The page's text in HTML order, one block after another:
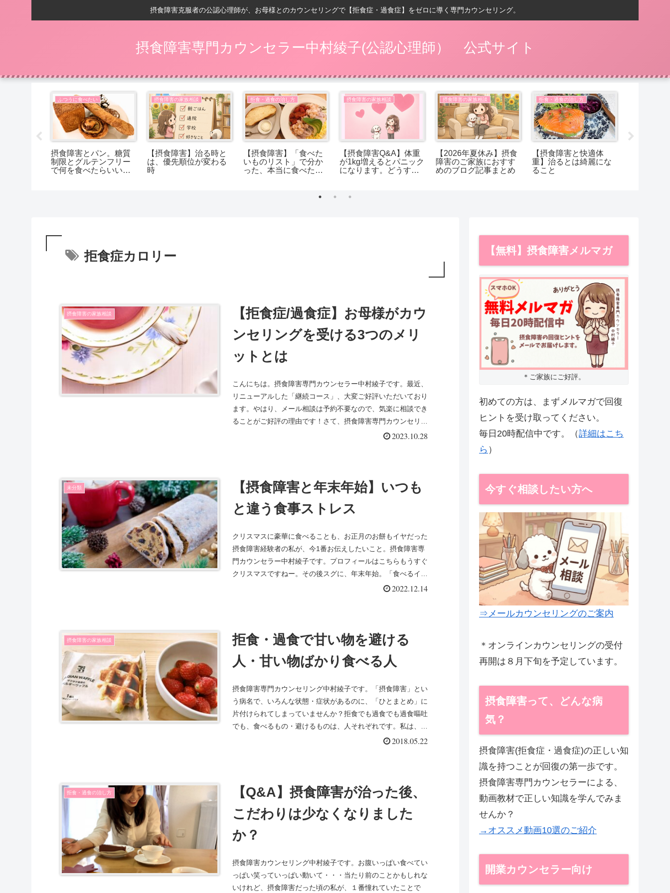
摂食障害克服者の公認心理師が、お母様とのカウンセリングで【拒食症・過食症】をゼロに導く専門カウンセリング。
摂食障害専門カウンセラー中村綾子(公認心理師） 公式サイト
ふつうに食べたい
摂食障害とパン。糖質
制限とグルテンフリー
で何を食べたらいいか
摂食障害の家族相談
【摂食障害】治る時と
は、優先順位が変わる
時
拒食・過食の治し方
【摂食障害】「食べた
いものリスト」で分か
った、本当に食べたか
摂食障害の家族相談
【摂食障害Q&A】体重
が1kg増えるとパニック
になります。どうすれ
摂食障害の家族相談
【2026年夏休み】摂食
障害のご家族におすす
めのブログ記事まとめ
拒食・過食の治し方
【摂食障害と快適体
重】治るとは綺麗にな
ること
拒食症カロリー
摂食障害の家族相談
【拒食症/過食症】お母様がカウ
ンセリングを受ける3つのメリ
ットとは
こんにちは。摂食障害専門カウンセラー中村綾子です。最近、
リニューアルした「継続コース」、大変ご好評いただいており
ます。やはり、メール相談は予約不要なので、気楽に相談でき
ることがご好評の理由です！さて、摂食障害専門カウンセリン
2023.10.28
未分類
【摂食障害と年末年始】いつも
と違う食事ストレス
クリスマスに豪華に食べることも、お正月のお餅もイヤだった
摂食障害経験者の私が、今1番お伝えしたいこと。摂食障害専
門カウンセラー中村綾子です。プロフィールはこちらもうすぐ
クリスマスですねー。その後スグに、年末年始。「食べるイベ
2022.12.14
摂食障害の家族相談
拒食・過食で甘い物を避ける
人・甘い物ばかり食べる人
摂食障害専門カウンセリング中村綾子です。「摂食障害」とい
う病名で、いろんな状態・症状があるのに、「ひとまとめ」に
片付けられてしまっていませんか？拒食でも過食でも過食嘔吐
でも、食べるもの・避けるものは、人それぞれです。私は、拒
2018.05.22
拒食・過食の治し方
【Q&A】摂食障害が治った後、
こだわりは少なくなりました
か？
摂食障害カウンセリング中村綾子です。お腹いっぱい食べてい
っぱい笑っていっぱい動いて・・・当たり前のことかもしれな
いけれど、摂食障害だった頃の私が、１番憧れていたことで
【無料】摂食障害メルマガ
＊ご家族にご好評。
初めての方は、まずメルマガで回復
ヒントを受け取ってください。
毎日20時配信中です。（詳細はこち
ら ）
今すぐ相談したい方へ
⇒メールカウンセリングのご案内
＊オンラインカウンセリングの受付
再開は８月下旬を予定しています。
摂食障害って、どんな病
気？
摂食障害(拒食症・過食症)の正しい知
識を持つことが回復の第一歩です。
摂食障害専門カウンセラーによる、
動画教材で正しい知識を学んでみま
せんか？
→オススメ動画10選のご紹介
開業カウンセラー向け